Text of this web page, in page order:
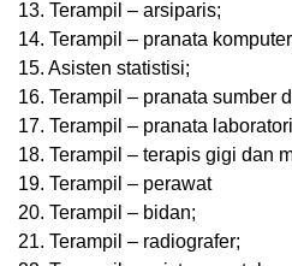
13. Terampil – arsiparis;
14. Terampil – pranata
15. Asisten statistisi;
16. Terampil – pranata sumber
17. Terampil – pranata
18. Terampil – terapis gigi dan
19. Terampil – perawat
20. Terampil – bidan;
21. Terampil – radiografer;